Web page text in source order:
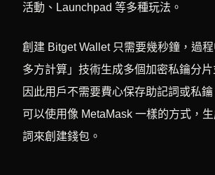
活動、Launchpad 等多種玩法。
創建 Bitget Wallet 只需要幾秒鐘，過
多方計算」技術生成多個加密私鑰分片
因此用戶不需要費心保存助記詞或私
可以使用像 MetaMask 一樣的方式，
詞來創建錢包。